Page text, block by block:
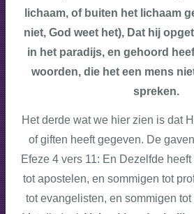
lichaam, of buiten het lichaam
niet, God weet het), Dat hij
in het paradijs, en gehoord
woorden, die het een mens
spreken.
Het derde wat we hier zien is dat
of giften heeft gegeven. De
Efeze 4 vers 11: En Dezelfde
tot apostelen, en sommigen tot
tot evangelisten, en sommigen